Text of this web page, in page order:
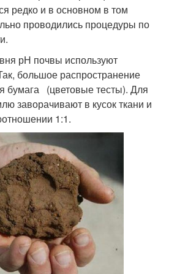
редко и в основном в том
проводились процедуры по
рН почвы используют
большое распространение
бумага (цветовые тесты). Для
заворачивают в кусок ткани и
1:1.